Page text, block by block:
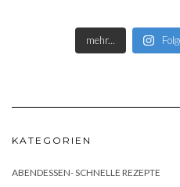
mehr...
KATEGORIEN
ABENDESSEN- SCHNELLE REZEPTE